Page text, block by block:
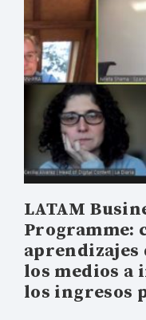
LATAM
Programme:
los medios a
los ingresos